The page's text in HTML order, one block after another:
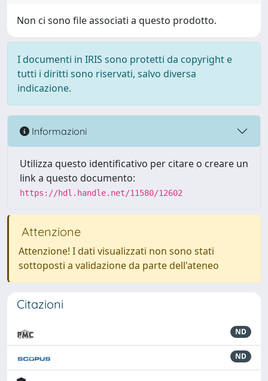
Non ci sono file associati a questo prodotto.
I documenti in IRIS sono protetti da copyright e
tutti i diritti sono riservati, salvo diversa
indicazione.
Informazioni
Utilizza questo identificativo per citare o creare un
link a questo documento:
https://hdl.handle.net/11580/12602
Attenzione
Attenzione! I dati visualizzati non sono stati
sottoposti a validazione da parte dell'ateneo
Citazioni
ND
ND